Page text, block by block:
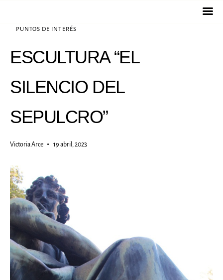
Nuestros
diacónicas
Institucional
Historias &
patrimonio
Visitas
PUNTOS DE INTERÉS
ESCULTURA “EL
SILENCIO DEL
SEPULCRO”
Victoria Arce 19 abril, 2023